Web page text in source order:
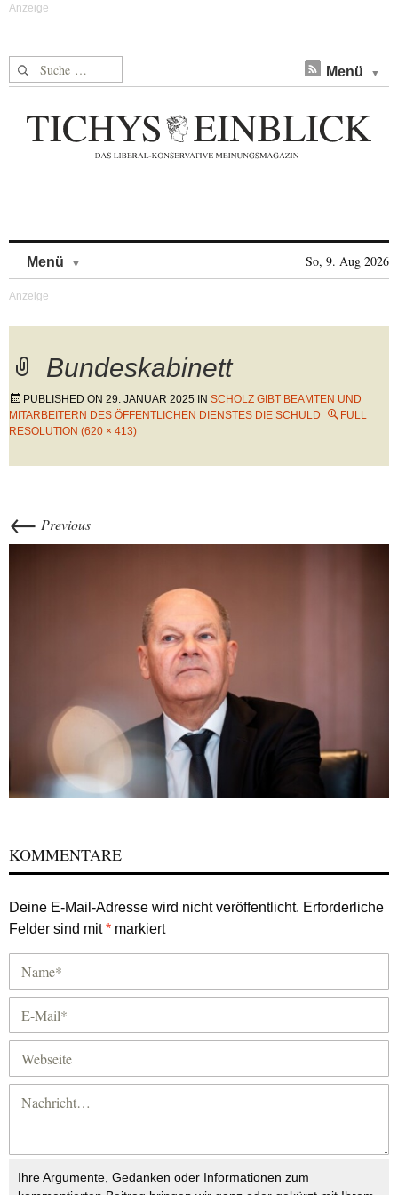
Suche nach: Menü
Menü So, 9. Aug 2026
Bundeskabinett
PUBLISHED ON 29. JANUAR 2025 IN SCHOLZ GIBT BEAMTEN UND
MITARBEITERN DES ÖFFENTLICHEN DIENSTES DIE SCHULD
FULL
RESOLUTION (620 × 413)
← Previous
KOMMENTARE
Deine E-Mail-Adresse wird nicht veröffentlicht. Erforderliche
Felder sind mit* markiert
Ihre Argumente, Gedanken oder Informationen zum